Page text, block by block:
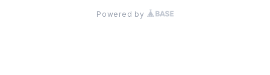
Powered by